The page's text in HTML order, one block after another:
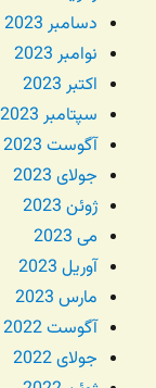
دسامبر 2023
نوامبر 2023
اکتبر 2023
سپتامبر 2023
آگوست 2023
جولای 2023
ژوئن 2023
می 2023
آوریل 2023
مارس 2023
آگوست 2022
جولای 2022